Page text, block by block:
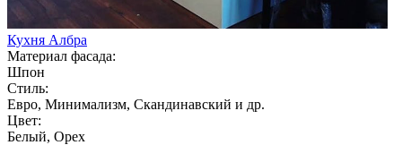
Кухня Албра
Материал фасада:
Шпон
Стиль:
Евро, Минимализм, Скандинавский и др.
Цвет:
Белый, Орех